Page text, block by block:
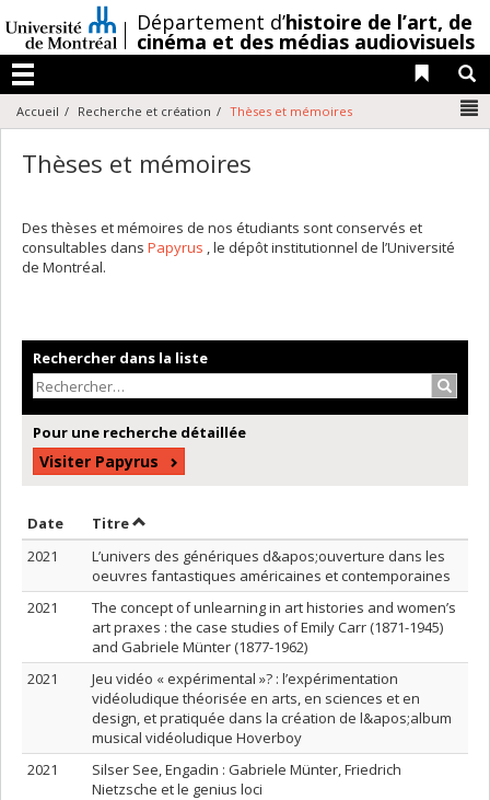
au
contenu
/Département d’histoire de l’art, de
cinéma et des médias audiovisuels
Menu
Liens
Accueil Recherche et création Thèses et mémoires
Thèses et mémoires
Des thèses et mémoires de nos étudiants sont conservés et
consultables dans Papyrus , le dépôt institutionnel de l’Université
de Montréal.
Rechercher dans la liste
Pour une recherche détaillée
Visiter Papyrus
Date Trier par date en ordre croissant
TitreTrier par titre en ordre croissant
2021
L’univers des génériques d&apos;ouverture dans les
oeuvres fantastiques américaines et contemporaines
2021
The concept of unlearning in art histories and women’s
art praxes : the case studies of Emily Carr (1871-1945)
and Gabriele Münter (1877-1962)
2021
Jeu vidéo « expérimental »? : l’expérimentation
vidéoludique théorisée en arts, en sciences et en
design, et pratiquée dans la création de l&apos;album
musical vidéoludique Hoverboy
2021
Silser See, Engadin : Gabriele Münter, Friedrich
Nietzsche et le genius loci